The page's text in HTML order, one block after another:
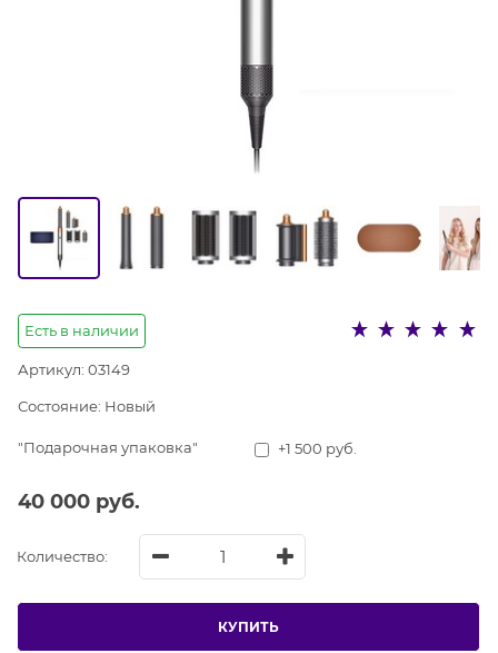
Есть в наличии
Артикул: 03149
Состояние: Новый
"Подарочная упаковка" +1 500 руб.
40 000 руб.
Количество:
КУПИТЬ